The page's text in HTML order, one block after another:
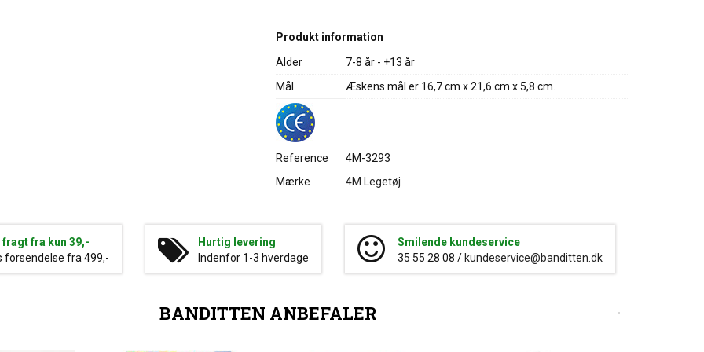
Produkt information
Alder
7-8 år - +13 år
Mål
Æskens mål er 16,7 cm x 21,6 cm x 5,8 cm.
Reference
4M-3293
Mærke
4M Legetøj
fragt fra kun 39,-
forsendelse fra 499,-
Hurtig levering
Indenfor 1-3 hverdage
Smilende kundeservice
35 55 28 08 / kundeservice@banditten.dk
BANDITTEN ANBEFALER